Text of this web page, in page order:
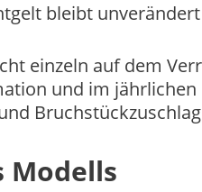
bleibt
einzeln auf dem
und im
Modells